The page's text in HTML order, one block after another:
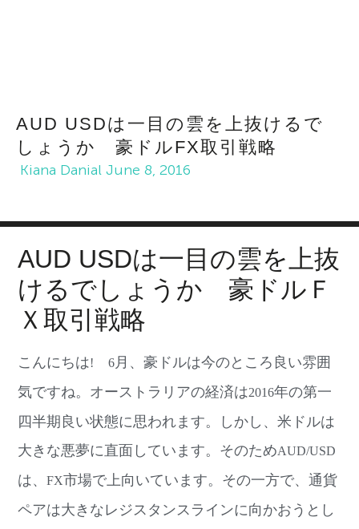
AUD USDは一目の雲を上抜けるで
しょうか 豪ドルFX取引戦略
Kiana Danial June 8, 2016
AUD USDは一目の雲を上抜
けるでしょうか 豪ドルＦ
Ｘ取引戦略
こんにちは! 6月、豪ドルは今のところ良い雰囲
気ですね。オーストラリアの経済は2016年の第一
四半期良い状態に思われます。しかし、米ドルは
大きな悪夢に直面しています。そのためAUD/USD
は、FX市場で上向いています。その一方で、通貨
ペアは大きなレジスタンスラインに向かおうとし